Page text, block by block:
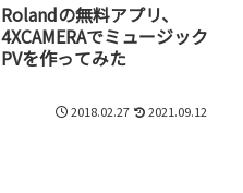
Rolandの無料アプリ、
4XCAMERAでミュージック
PVを作ってみた
2018.02.27 2021.09.12